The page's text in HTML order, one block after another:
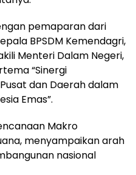
pemaparan dari
BPSDM Kemendagri,
Menteri Dalam Negeri,
“Sinergi
dan Daerah dalam
Emas”.
Makro
menyampaikan arah
nasional